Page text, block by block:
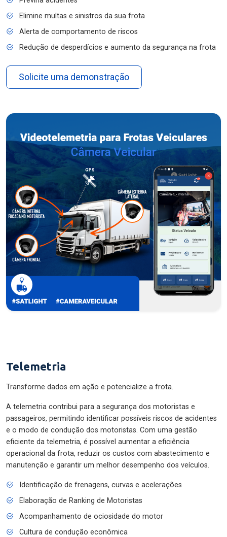
Elimine multas e sinistros da sua frota
Alerta de comportamento de riscos
Redução de desperdícios e aumento da segurança na frota
Solicite uma demonstração
Telemetria
Transforme dados em ação e potencialize a frota.
A telemetria contribui para a segurança dos motoristas e
passageiros, permitindo identificar possíveis riscos de acidentes
e o modo de condução dos motoristas. Com uma gestão
eficiente da telemetria, é possível aumentar a eficiência
operacional da frota, reduzir os custos com abastecimento e
manutenção e garantir um melhor desempenho dos veículos.
Identificação de frenagens, curvas e acelerações
Elaboração de Ranking de Motoristas
Acompanhamento de ociosidade do motor
Cultura de condução econômica